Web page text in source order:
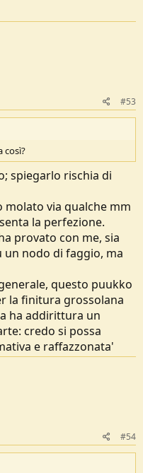
#53
così?
spiegarlo rischia di
molato via qualche mm
la perfezione.
provato con me, sia
nodo di faggio, ma
questo puukko
la finitura grossolana
ha addirittura un
credo si possa
e raffazzonata'
#54